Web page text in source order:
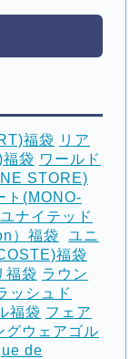
福袋 リア
袋 ワールド
STORE)
ト(MONO-
ユナイテッド
）福袋
ユニ
福袋
福袋 ラウン
ッシュド
福袋 フェア
グウェアゴル
de